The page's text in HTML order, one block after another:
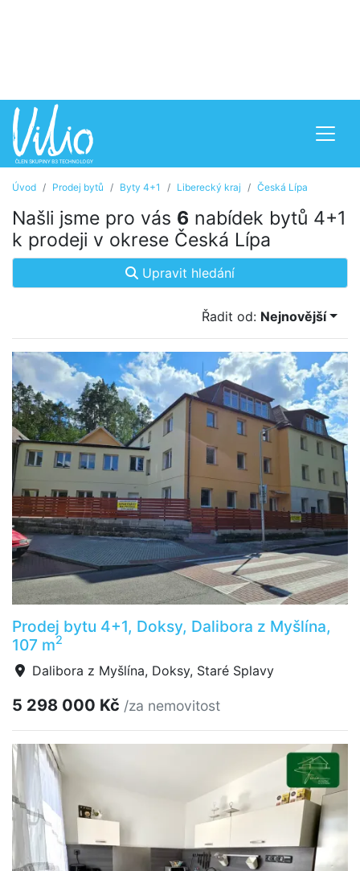
Úvod Prodej bytů Byty 4+1 Liberecký kraj Česká Lípa
Našli jsme pro vás 6 nabídek bytů 4+1
k prodeji v okrese Česká Lípa
Upravit hledání
Řadit od: Nejnovější
Prodej bytu 4+1, Doksy, Dalibora z Myšlína,
107 m2
Dalibora z Myšlína, Doksy, Staré Splavy
5 298 000 Kč /za nemovitost